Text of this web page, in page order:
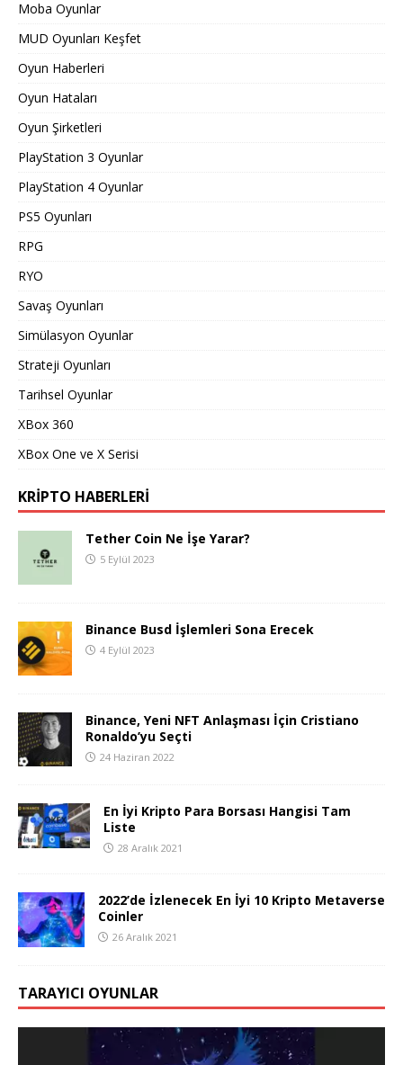
Moba Oyunlar
MUD Oyunları Keşfet
Oyun Haberleri
Oyun Hataları
Oyun Şirketleri
PlayStation 3 Oyunlar
PlayStation 4 Oyunlar
PS5 Oyunları
RPG
RYO
Savaş Oyunları
Simülasyon Oyunlar
Strateji Oyunları
Tarihsel Oyunlar
XBox 360
XBox One ve X Serisi
KRIPTO HABERLERI
Tether Coin Ne İşe Yarar?
5 Eylül 2023
Binance Busd İşlemleri Sona Erecek
4 Eylül 2023
Binance, Yeni NFT Anlaşması İçin Cristiano
Ronaldo’yu Seçti
24 Haziran 2022
En İyi Kripto Para Borsası Hangisi Tam
Liste
28 Aralık 2021
2022’de İzlenecek En İyi 10 Kripto Metaverse
Coinler
26 Aralık 2021
TARAYICI OYUNLAR